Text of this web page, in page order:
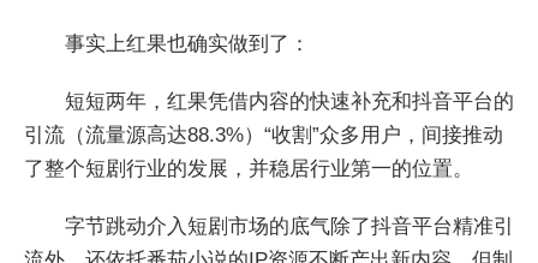
事实上红果也确实做到了：
短短两年，红果凭借内容的快速补充和抖音平台的
引流（流量源高达88.3%）“收割”众多用户，间接推动
了整个短剧行业的发展，并稳居行业第一的位置。
字节跳动介入短剧市场的底气除了抖音平台精准引